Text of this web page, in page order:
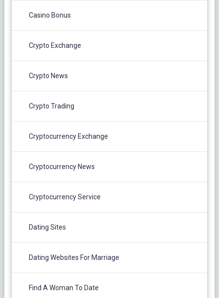
Casino Bonus
Crypto Exchange
Crypto News
Crypto Trading
Cryptocurrency Exchange
Cryptocurrency News
Cryptocurrency Service
Dating Sites
Dating Websites For Marriage
Find A Woman To Date